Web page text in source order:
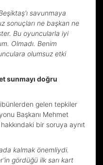
savunmaya
sonuçları ne başkan ne
Bu oyuncularla iyi
Olmadı. Benim
olumsuz etki
sunmayı doğru
gelen tepkiler
Başkanı Mehmet
bir soruya aynıt
kalmak önemliydi.
gördüğü ilk sarı kart